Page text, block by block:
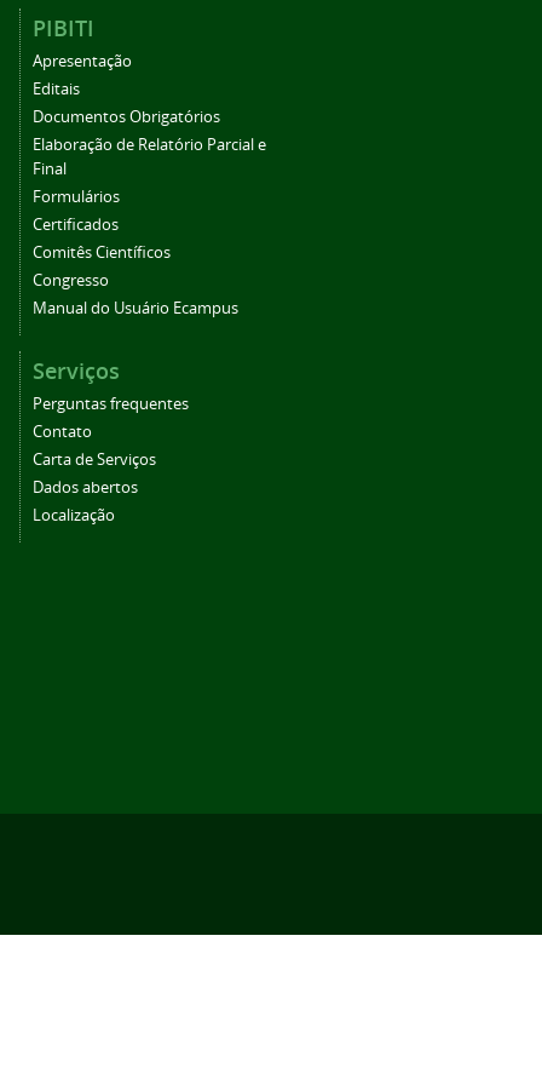
PIBITI
Apresentação
Editais
Documentos Obrigatórios
Elaboração de Relatório Parcial e
Final
Formulários
Certificados
Comitês Científicos
Congresso
Manual do Usuário Ecampus
Serviços
Perguntas frequentes
Contato
Carta de Serviços
Dados abertos
Localização